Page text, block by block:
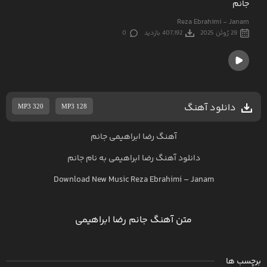
جانم
Reza Ebrahimi - Janam
29 ژوئن 2025 407,192 بازدید 0
دانلود آهنگ MP3 320 MP3 128
آهنگ رضا ابراهیمی جانم
دانلود آهنگ رضا ابراهیمی به نامجانم
Download New MusicReza Ebrahimi –Janam
متن آهنگ جانم رضا ابراهیمی
برچسب ها